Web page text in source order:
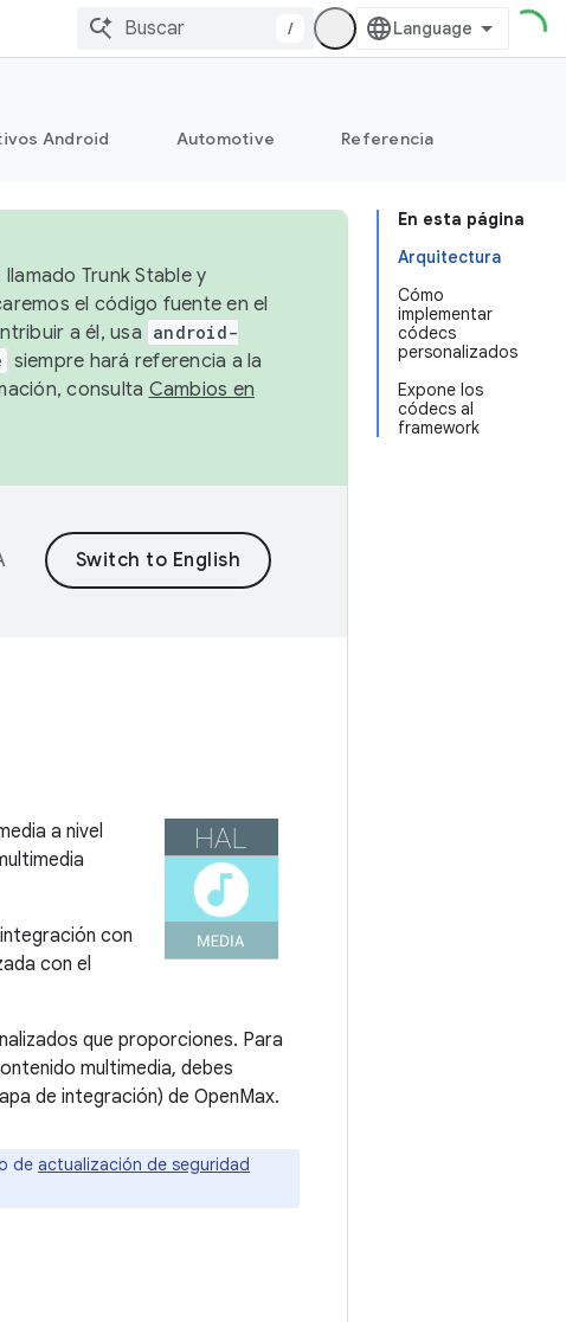
/
Android Automotive Referencia
En esta página
Arquitectura
Cómo
implementar
códecs
personalizados
Expone los
códecs al
framework
Trunk Stable y
el código fuente en el
a él, usa android-
siempre hará referencia a la
consulta Cambios en
a nivel
con
con el
que proporciones. Para
multimedia, debes
de integración) de OpenMax.
de actualización de seguridad